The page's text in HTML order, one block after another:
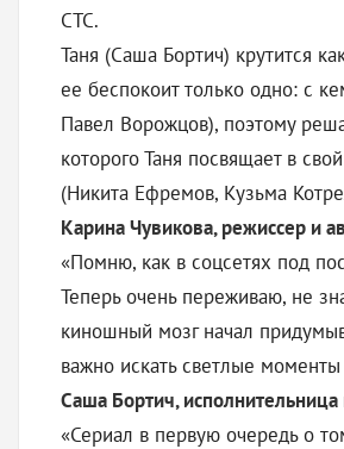
СТС.
Таня (Саша Бортич) крутится
ее беспокоит только одно: с
Павел Ворожцов), поэтому
которого Таня посвящает в
(Никита Ефремов, Кузьма
Карина Чувикова, режиссер и
«Помню, как в соцсетях под
Теперь очень переживаю, не
киношный мозг начал
важно искать светлые
Саша Бортич, исполнительница
«Сериал в первую очередь о